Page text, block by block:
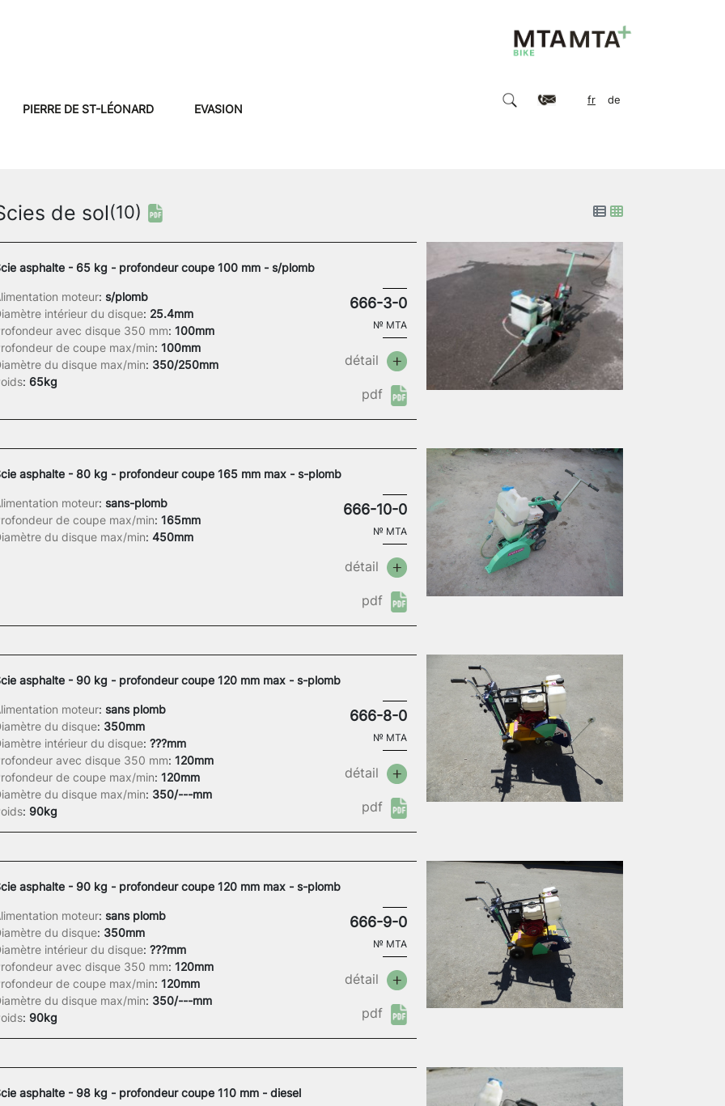
PIERRE DE ST-LÉONARD EVASION
fr de
de sol(10)
asphalte - 65 kg - profondeur coupe 100 mm - s/plomb
moteur: s/plomb
intérieur du disque: 25.4mm
avec disque 350 mm: 100mm
de coupe max/min: 100mm
du disque max/min: 350/250mm
: 65kg
666-3-0
№ MTA
détail
pdf
asphalte - 80 kg - profondeur coupe 165 mm max - s-plomb
moteur: sans-plomb
de coupe max/min: 165mm
du disque max/min: 450mm
666-10-0
№ MTA
détail
pdf
asphalte - 90 kg - profondeur coupe 120 mm max - s-plomb
moteur: sans plomb
du disque: 350mm
intérieur du disque: ???mm
avec disque 350 mm: 120mm
de coupe max/min: 120mm
du disque max/min: 350/---mm
: 90kg
666-8-0
№ MTA
détail
pdf
asphalte - 90 kg - profondeur coupe 120 mm max - s-plomb
moteur: sans plomb
du disque: 350mm
intérieur du disque: ???mm
avec disque 350 mm: 120mm
de coupe max/min: 120mm
du disque max/min: 350/---mm
: 90kg
666-9-0
№ MTA
détail
pdf
asphalte - 98 kg - profondeur coupe 110 mm - diesel